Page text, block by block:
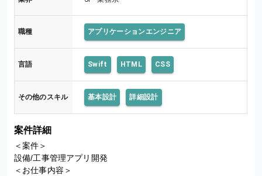
職種 アプリケーションエンジニア
言語 Swift HTML CSS
その他のスキル 基本設計 詳細設計
案件詳細
＜案件＞
設備/工事管理アプリ開発
＜お仕事内容＞